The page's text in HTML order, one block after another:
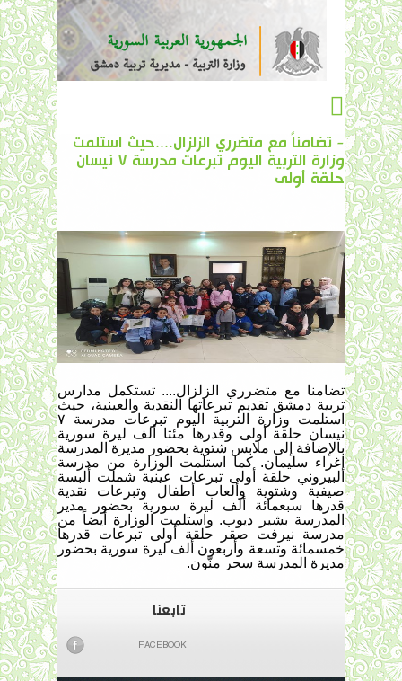
- تضامناً مع متضرري الزلزال....حيث استلمت
وزارة التربية اليوم تبرعات مدرسة ٧ نيسان
حلقة أولى
تضامناً مع متضرري الزلزال.... تستكمل مدارس
تربية دمشق تقديم تبرعاتها النقدية والعينية، حيث
استلمت وزارة التربية اليوم تبرعات مدرسة ٧
نيسان حلقة أولى وقدرها مئتا ألف ليرة سورية
بالإضافة إلى ملابس شتوية بحضور مديرة المدرسة
إغراء سليمان.
كما استلمت الوزارة من مدرسة
البيروني حلقة أولى تبرعات عينية شملت ألبسة
صيفية وشتوية وألعاب أطفال وتبرعات نقدية
قدرها سبعمائة ألف ليرة سورية بحضور مدير
المدرسة بشير ديوب.
واستلمت الوزارة أيضاً من
مدرسة نيرفت صقر حلقة أولى تبرعات قدرها
خمسمائة وتسعة وأربعون ألف ليرة سورية بحضور
مديرة المدرسة سحر منّون.
تابعنا
FACEBOOK